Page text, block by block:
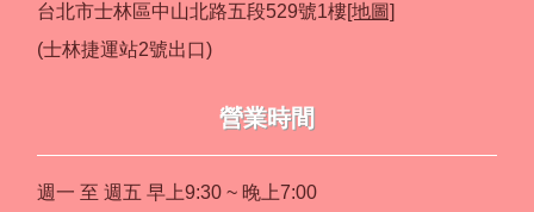
台北市士林區中山北路五段529號1樓[地圖]
(士林捷運站2號出口)
營業時間
週一 至 週五 早上9:30 ~ 晚上7:00